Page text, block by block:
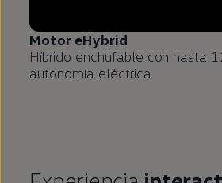
Motor eHybrid
Híbrido enchufable con hasta
autonomía eléctrica